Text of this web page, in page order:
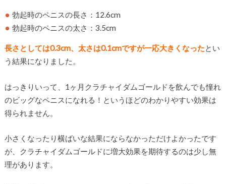
勃起時のペニスの長さ：12.6cm
勃起時のペニスの太さ：3.5cm
長さとしては0.3cm、太さは0.1cmですが一応大きくなったとい
う結果になりました。
はっきりいって、1ヶ月クラチャイダムゴールドを飲んでも憧れ
のビッグなペニスになれる！というほどのわかりやすい効果は
得られません。
小さくなったり横ばいな結果にならなかっただけよかったです
が、クラチャイダムゴールドに増大効果を期待するのは少し無
理があります。